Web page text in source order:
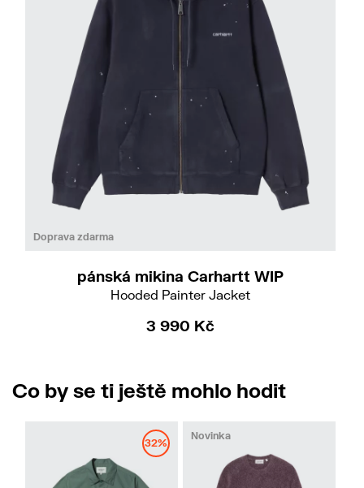
Doprava zdarma
pánská mikina Carhartt WIP
Hooded Painter Jacket
3 990 Kč
Co by se ti ještě mohlo hodit
32%
Novinka